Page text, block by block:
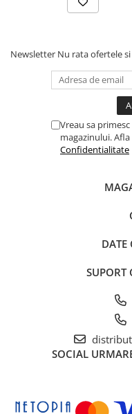
Newsletter Nu rata ofertele
Vreau sa
magazinului.
Confidentialitate
DATE
SUPORT
SOCIAL